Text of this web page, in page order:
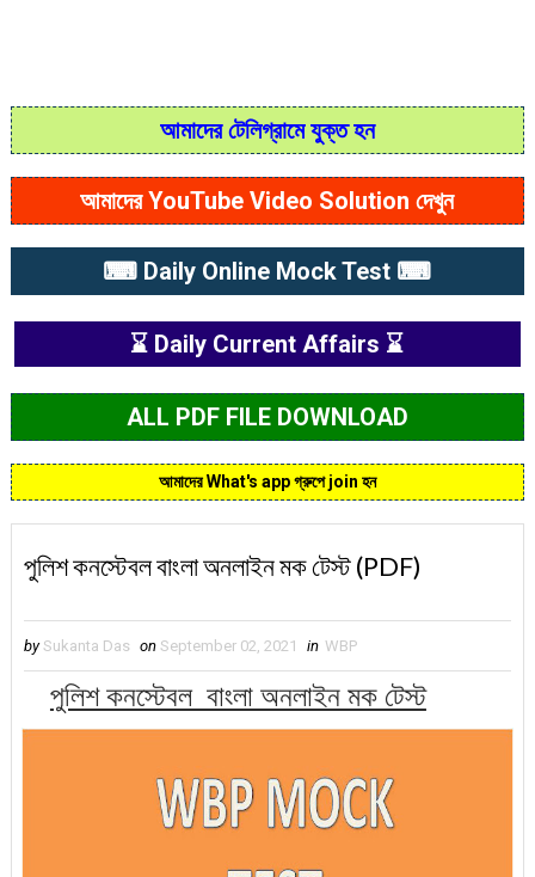
আমাদের টেলিগ্রামে যুক্ত হন
আমাদের YouTube Video Solution দেখুন
⌨ Daily Online Mock Test ⌨
⌛ Daily Current Affairs ⌛
ALL PDF FILE DOWNLOAD
আমাদের What's app গ্রুপে join হন
পুলিশ কনস্টেবল বাংলা অনলাইন মক টেস্ট (PDF)
by Sukanta Das on September 02, 2021 in WBP
পুলিশ কনস্টেবল বাংলা অনলাইন মক টেস্ট